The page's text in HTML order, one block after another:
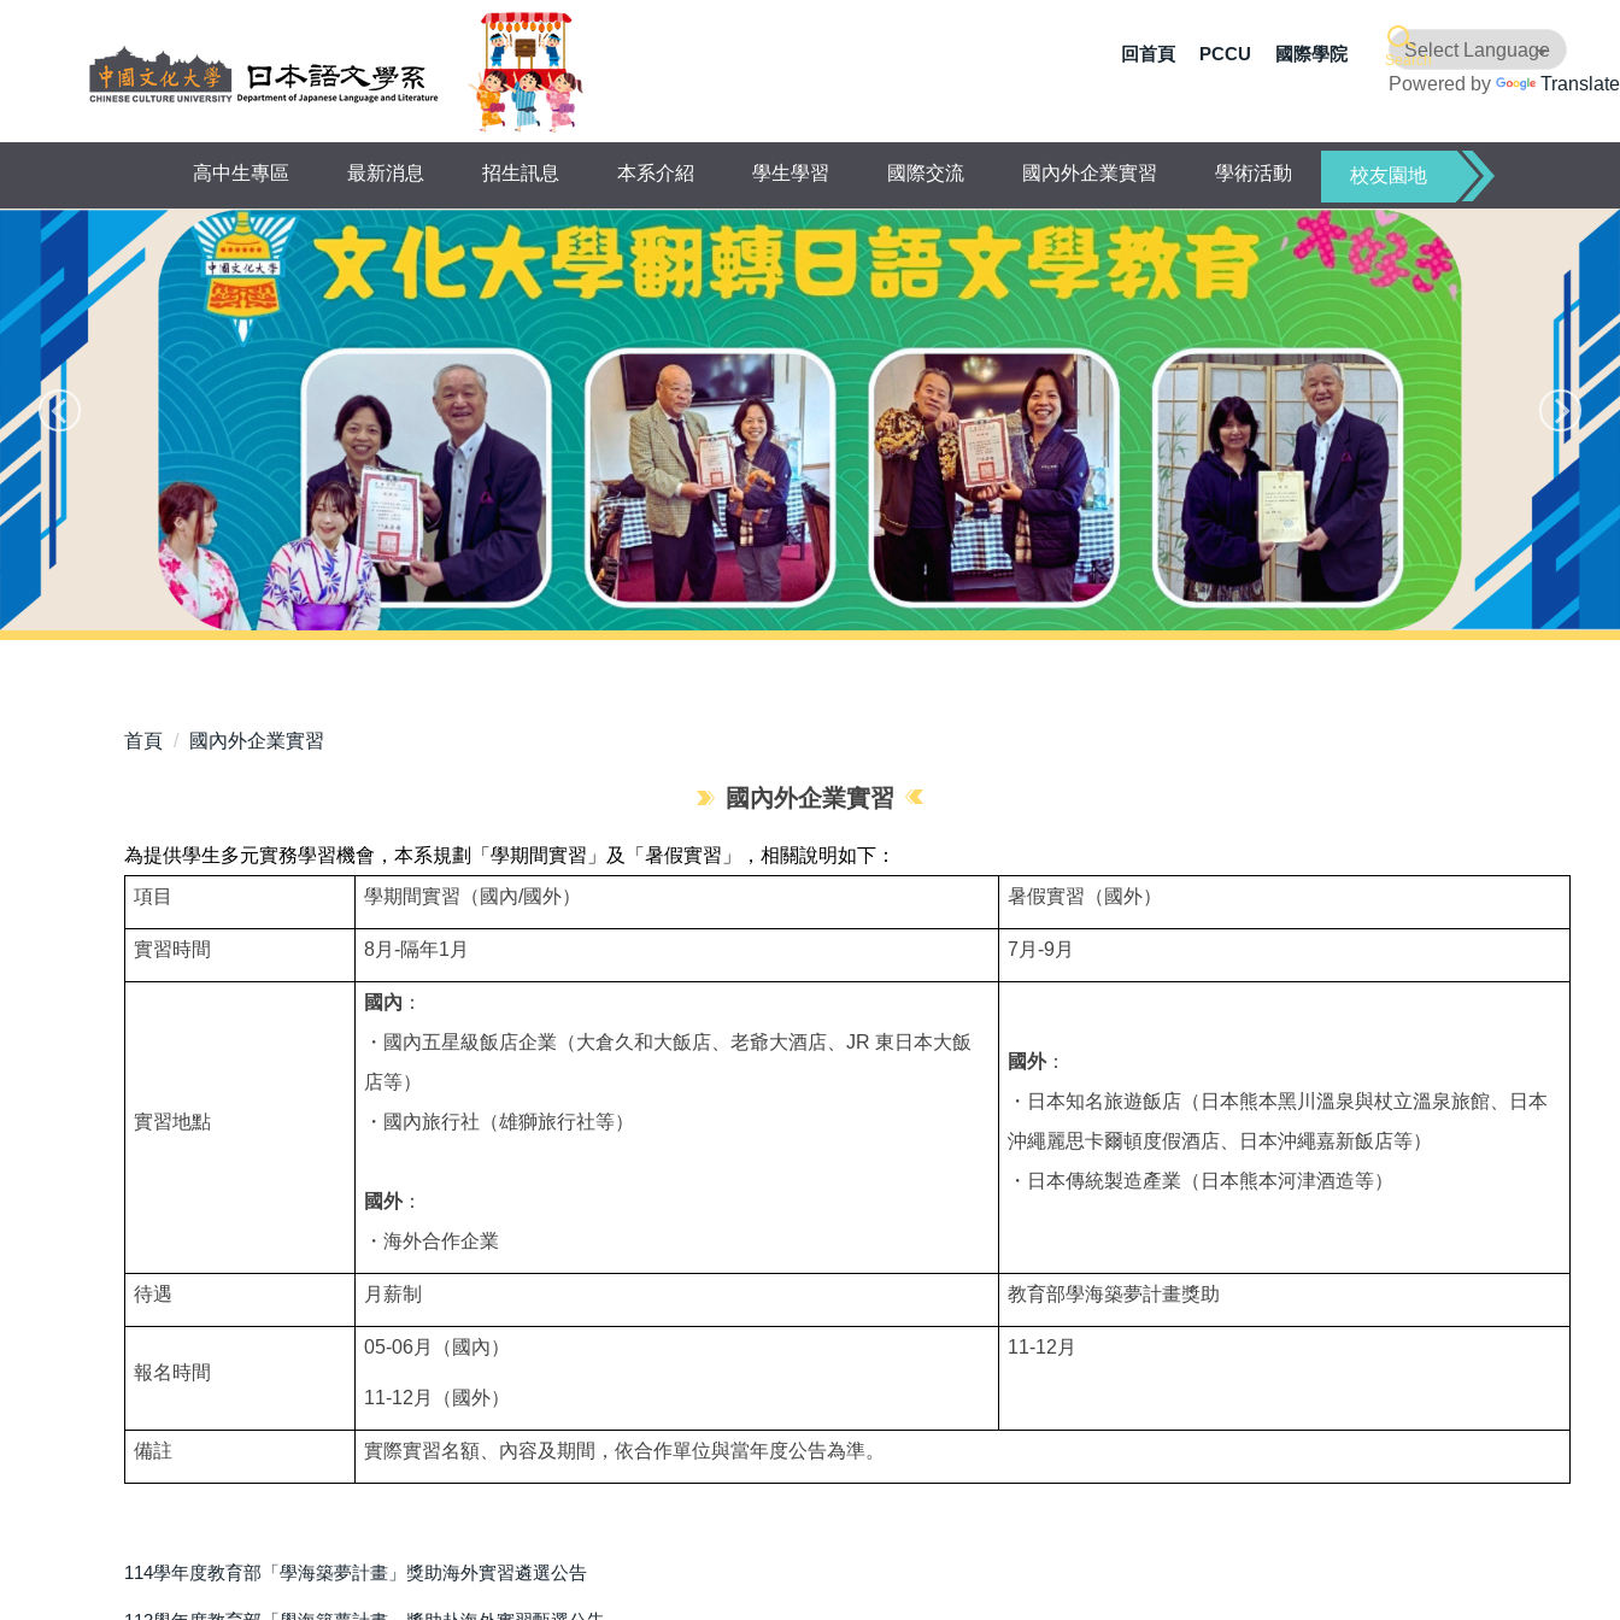
Powered by Translate
Search
回首頁 PCCU 國際學院
高中生專區 最新消息 招生訊息 本系介紹 學生學習 國際交流 國內外企業實習 學術活動 校友園地
首頁 國內外企業實習
國內外企業實習
為提供學生多元實務學習機會，本系規劃「學期間實習」及「暑假實習」，相關說明如下：
項目
學期間實習（國內/國外） 暑假實習（國外）
實習時間 8月-隔年1月 7 月-9月
實習地點
國內 ：
・國內五星級飯店企業（大倉久和大飯店、老爺大酒店、JR 東日本大飯
店等）
・ 國內旅行社（雄獅旅行社等）
國外：
・ 海外合作企業
國外：
・日本知名旅遊飯店（日本熊本黑川溫泉與杖立溫泉旅館、日本
沖繩麗思卡爾頓度假酒店、日本沖繩嘉新飯店等）
・日本傳統製造產業（日本熊本河津酒造等）
待遇 月薪制 教育部學海築夢計畫獎助
報名時間
05-06月（國內）
11-12月（國外）
11-12 月
備註 實際實習名額、內容及期間，依合作單位與當年度公告為準。
114學年度教育部「學海築夢計畫」獎助海外實習遴選公告